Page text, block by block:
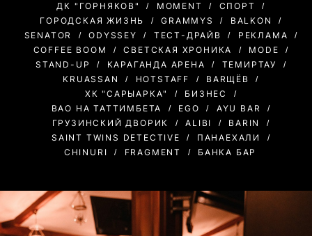
ДК "ГОРНЯКОВ"
MOMENT
СПОРТ
ГОРОДСКАЯ ЖИЗНЬ
GRAMMYS
BALKON
SENATOR
ODYSSEY ТЕСТ-ДРАЙВ
РЕКЛАМА
COFFEE BOOM
СВЕТСКАЯ ХРОНИКА
MODE
STAND-UP
КАРАГАНДА АРЕНА
ТЕМИРТАУ
KRUASSAN
HOTSTAFF
BARЩЁВ
ХК "САРЫАРКА"
БИЗНЕС
BAO НА ТАТТИМБЕТА
EGO
AYU BAR
ГРУЗИНСКИЙ ДВОРИК
ALIBI
BARIN
SAINT TWINS DETECTIVE
ПАНАЕХАЛИ
CHINURI
FRAGMENT БАНКА БАР